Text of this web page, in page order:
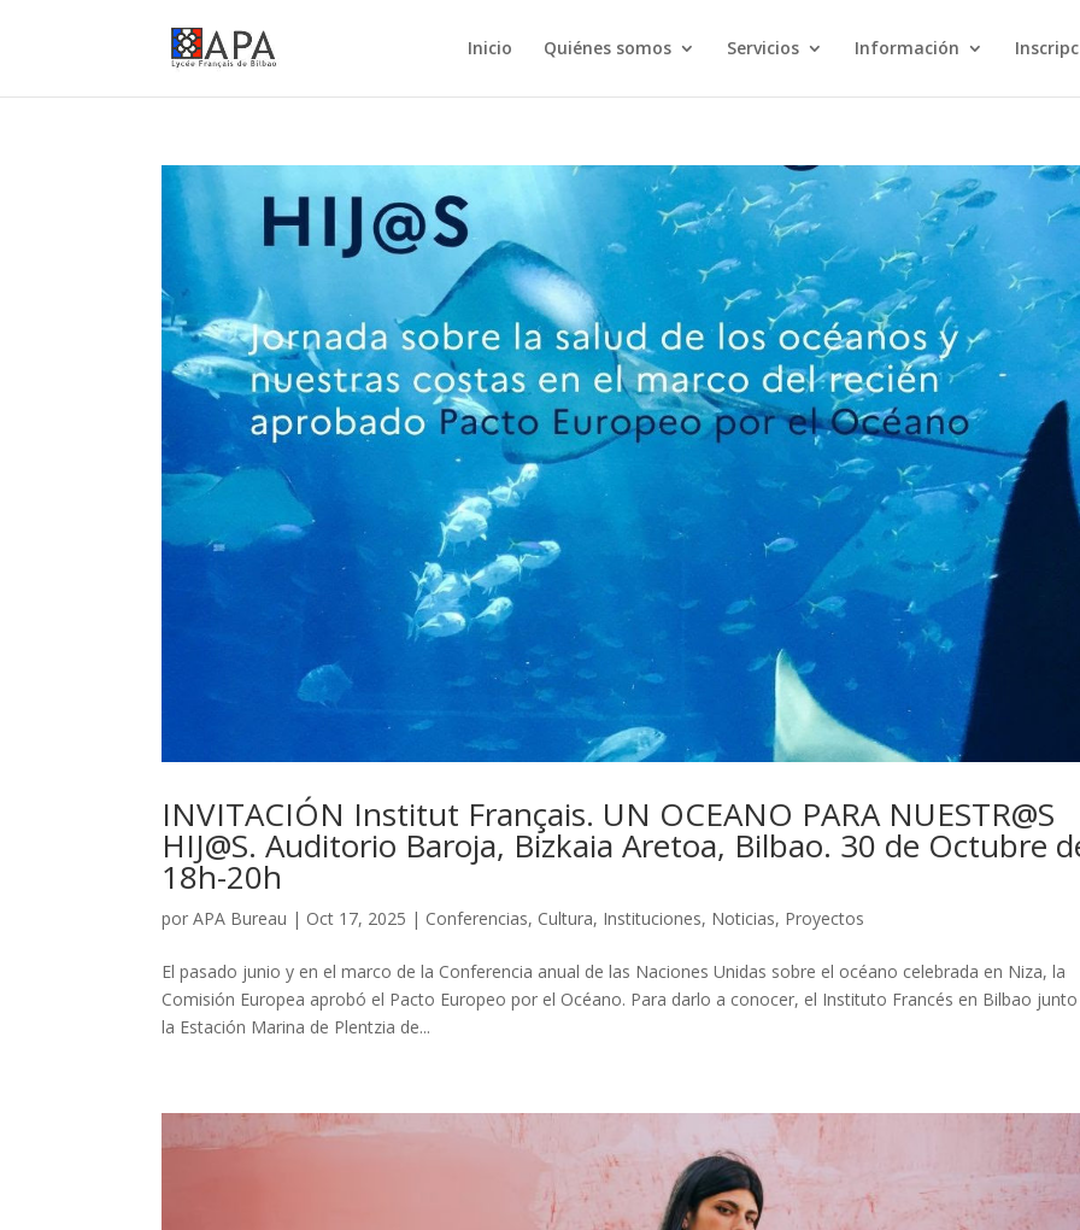
Inicio Quiénes somos Servicios Información
INVITACIÓN Institut Français. UN OCEANO PARA NUESTR@S
HIJ@S. Auditorio Baroja, Bizkaia Aretoa, Bilbao. 30 de Octubre
18h-20h
porAPA Bureau | Oct 17, 2025 | Conferencias, Cultura, Instituciones, Noticias, Proyectos
El pasado junio y en el marco de la Conferencia anual de las Naciones Unidas sobre el océano celebrada en Niza, la
Comisión Europea aprobó el Pacto Europeo por el Océano. Para darlo a conocer, el Instituto Francés en Bilbao
la Estación Marina de Plentzia de...